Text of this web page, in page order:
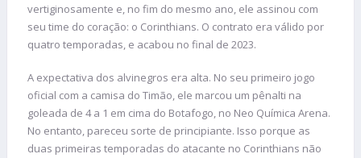
vertiginosamente e, no fim do mesmo ano, ele assinou com
seu time do coração: o Corinthians. O contrato era válido por
quatro temporadas, e acabou no final de 2023.
A expectativa dos alvinegros era alta. No seu primeiro jogo
oficial com a camisa do Timão, ele marcou um pênalti na
goleada de 4 a 1 em cima do Botafogo, no Neo Química Arena.
No entanto, pareceu sorte de principiante. Isso porque as
duas primeiras temporadas do atacante no Corinthians não